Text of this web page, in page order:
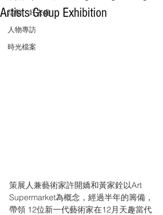
活動・好去處
人物專訪
時光檔案
Artists Group Exhibition
策展人兼藝術家許開嬌和黃家銓以Art
Supermarket為概念，經過半年的籌備，
帶領 12位新一代藝術家在12月天趣當代